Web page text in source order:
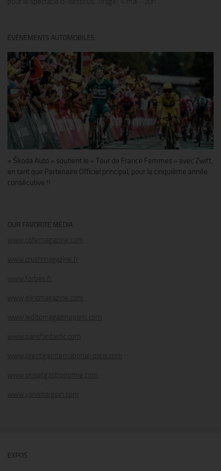
ÉVÉNEMENTS AUTOMOBILES
« Škoda Auto » soutient le « Tour de France Femmes » avec Zwift,
en tant que Partenaire Officiel principal, pour la cinquième année
consécutive !!
OUR FAVORITE MEDIA
www.cotemagazine.com
www.crushmagazine.fr
www.forbes.fr
www.glintmagazine.com
www.leditomagazineparis.com
www.parisfantastic.com
www.prestigeinternational-paris.com
www.vinsetgastronomie.com
www.yanisbargoin.com
EXPOS